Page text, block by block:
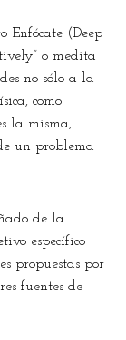
Enfócate (Deep
o medita
no sólo a la
como
la misma,
un problema
de la
específico
propuestas por
fuentes de